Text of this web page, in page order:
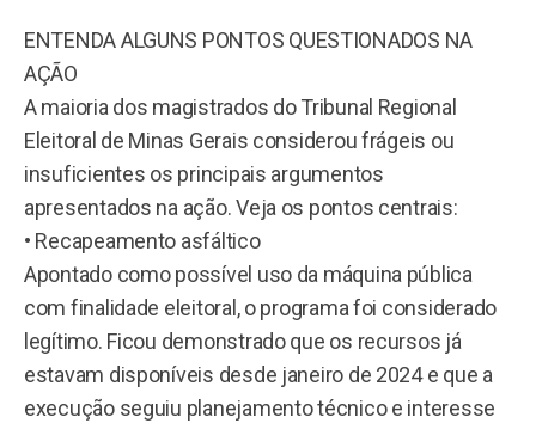
ENTENDA ALGUNS PONTOS QUESTIONADOS NA
AÇÃO
A maioria dos magistrados do Tribunal Regional
Eleitoral de Minas Gerais considerou frágeis ou
insuficientes os principais argumentos
apresentados na ação. Veja os pontos centrais:
• Recapeamento asfáltico
Apontado como possível uso da máquina pública
com finalidade eleitoral, o programa foi considerado
legítimo. Ficou demonstrado que os recursos já
estavam disponíveis desde janeiro de 2024 e que a
execução seguiu planejamento técnico e interesse